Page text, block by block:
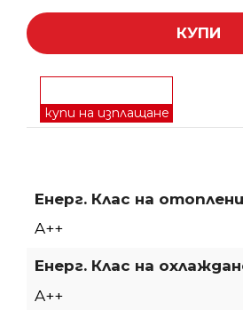
КУПИ
купи на изплащане
Енерг. Клас на
A++
Енерг. Клас на
A++